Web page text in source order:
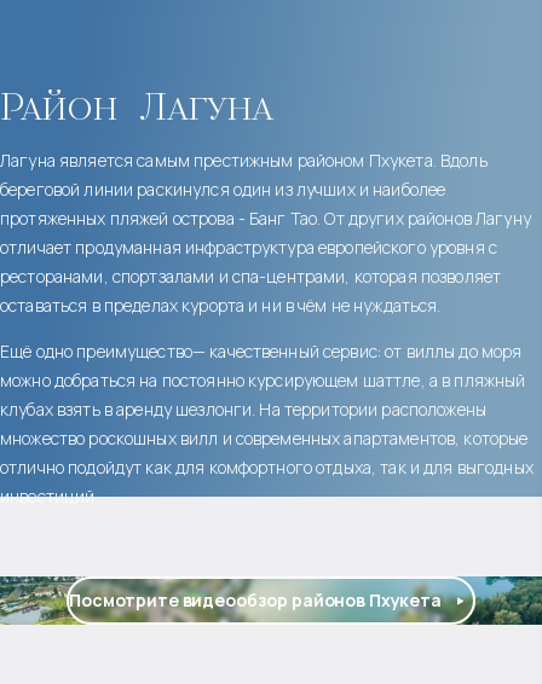
Район Лагуна
Лагуна является самым престижным районом Пхукета. Вдоль
береговой линии раскинулся один из лучших и наиболее
протяженных пляжей острова - Банг Тао. От других районов Лагуну
отличает продуманная инфраструктура европейского уровня с
ресторанами, спортзалами и спа-центрами, которая позволяет
оставаться в пределах курорта и ни в чём не нуждаться.
Ещё одно преимущество— качественный сервис: от виллы до моря
можно добраться на постоянно курсирующем шаттле, а в пляжный
клубах взять в аренду шезлонги. На территории расположены
множество роскошных вилл и современных апартаментов, которые
отлично подойдут как для комфортного отдыха, так и для выгодных
инвестиций.
Посмотрите видеообзор районов Пхукета